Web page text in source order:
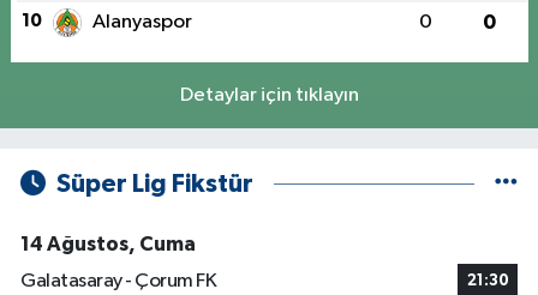
10 Alanyaspor 0 0
Detaylar için tıklayın
Süper Lig Fikstür
14 Ağustos, Cuma
Galatasaray - Çorum FK
21:30